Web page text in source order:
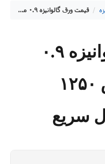
/ قیمت ورق گالوانیزه ۰.۹ میلی متر عرض ۱۲۵۰ شهرکرد | ارسال سریع
قیمت ورق گالوانیزه ۰.۹
میلی متر عرض ۱۲۵۰
سریع